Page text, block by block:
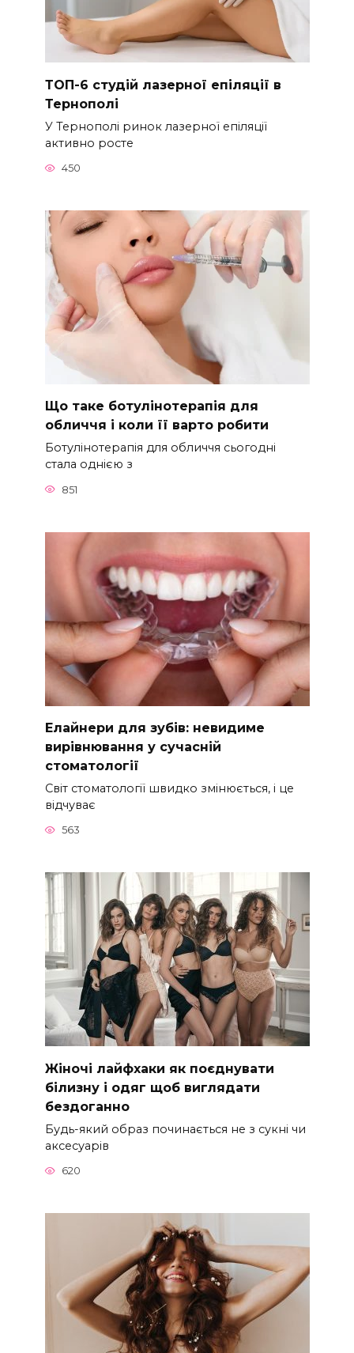
ТОП-6 студій лазерної епіляції в
Тернополі
У Тернополі ринок лазерної епіляції
активно росте
450
Що таке ботулінотерапія для
обличчя і коли її варто робити
Ботулінотерапія для обличчя сьогодні
стала однією з
851
Елайнери для зубів: невидиме
вирівнювання у сучасній
стоматології
Світ стоматології швидко змінюється, і це
відчуває
563
Жіночі лайфхаки як поєднувати
білизну і одяг щоб виглядати
бездоганно
Будь-який образ починається не з сукні чи
аксесуарів
620